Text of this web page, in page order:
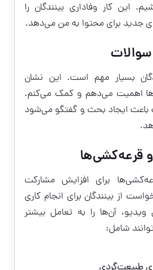
این کار وفاداری بینندگان را
جدید برای محتوا به من می‌دهد.
بسیار مهم است. این نشان
اهمیت می‌دهم و کمک می‌کنم.
باعث ایجاد بحث و گفتگو می‌شود
و قرعه‌کشی‌ها
برای افزایش مشارکت
از بینندگان برای انجام کاری
آن‌ها را به تعامل بیشتر
شامل: